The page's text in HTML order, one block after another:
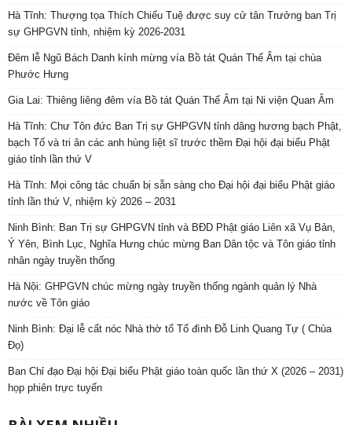
Hà Tĩnh: Thượng tọa Thích Chiếu Tuệ được suy cử tân Trưởng ban Trị
sự GHPGVN tỉnh, nhiệm kỳ 2026-2031
Đêm lễ Ngũ Bách Danh kính mừng vía Bồ tát Quán Thế Âm tại chùa
Phước Hưng
Gia Lai: Thiêng liêng đêm vía Bồ tát Quán Thế Âm tại Ni viện Quan Âm
Hà Tĩnh: Chư Tôn đức Ban Trị sự GHPGVN tỉnh dâng hương bạch Phật,
bạch Tổ và tri ân các anh hùng liệt sĩ trước thềm Đại hội đại biểu Phật
giáo tỉnh lần thứ V
Hà Tĩnh: Mọi công tác chuẩn bị sẵn sàng cho Đại hội đại biểu Phật giáo
tỉnh lần thứ V, nhiệm kỳ 2026 – 2031
Ninh Bình: Ban Trị sự GHPGVN tỉnh và BĐD Phật giáo Liên xã Vụ Bản,
Ý Yên, Bình Lục, Nghĩa Hưng chúc mừng Ban Dân tộc và Tôn giáo tỉnh
nhân ngày truyền thống
Hà Nội: GHPGVN chúc mừng ngày truyền thống ngành quản lý Nhà
nước về Tôn giáo
Ninh Bình: Đại lễ cất nóc Nhà thờ tổ Tổ đình Đỗ Linh Quang Tự ( Chùa
Đọ)
Ban Chỉ đạo Đại hội Đại biểu Phật giáo toàn quốc lần thứ X (2026 – 2031)
họp phiên trực tuyến